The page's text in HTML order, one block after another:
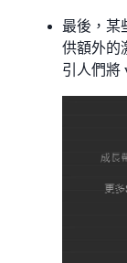
最後，某
供額外的
引人們將